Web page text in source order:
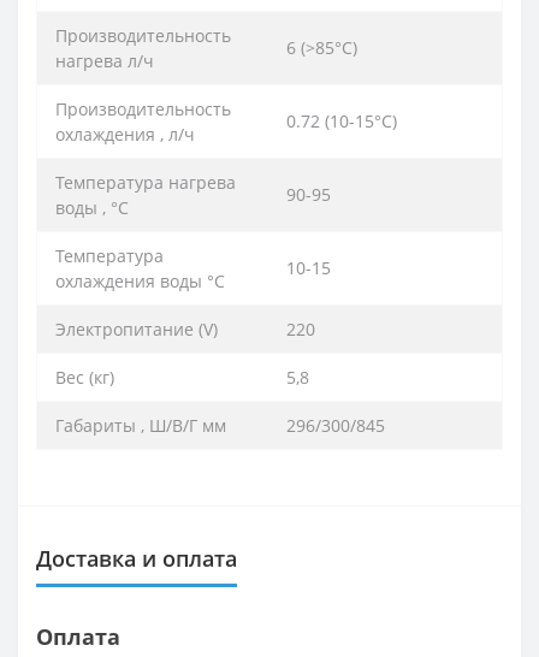
Производительность
нагрева л/ч
6 (>85°C)
Производительность
охлаждения , л/ч
0.72 (10-15°C)
Температура нагрева
воды , °С
90-95
Температура
охлаждения воды °С
10-15
Электропитание (V) 220
Вес (кг) 5,8
Габариты , Ш/В/Г мм 296/300/845
Доставка и оплата
Оплата